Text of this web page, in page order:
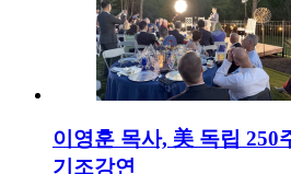
이영훈 목사, 美 독립 250
기조강연